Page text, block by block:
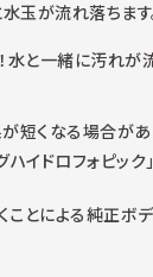
玉が流れ落ちます
と一緒に汚れが
短くなる場合があ
イドロフォピック
とによる純正ボ